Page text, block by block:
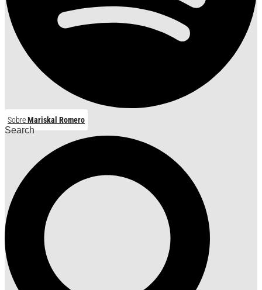
SobreMariskal Romero
Search